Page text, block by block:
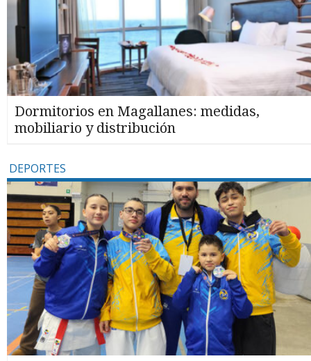
Dormitorios en Magallanes: medidas,
mobiliario y distribución
DEPORTES